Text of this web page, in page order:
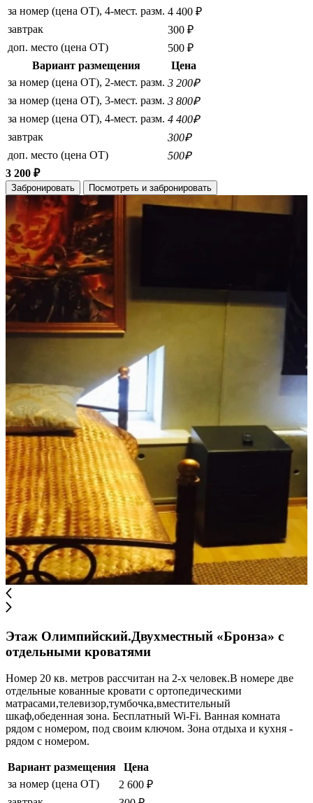
за номер (цена ОТ), 4-мест. разм. 4 400 ₽
завтрак
300 ₽
доп. место (цена ОТ)
500 ₽
Вариант размещения
Цена
за номер (цена ОТ), 2-мест. разм. 3 200₽
за номер (цена ОТ), 3-мест. разм. 3 800₽
за номер (цена ОТ), 4-мест. разм. 4 400₽
завтрак
300₽
доп. место (цена ОТ)
500₽
3 200 ₽
Забронировать Посмотреть и забронировать
Этаж Олимпийский.Двухместный «Бронза» с
отдельными кроватями
Номер 20 кв. метров рассчитан на 2-х человек.В номере две
отдельные кованные кровати с ортопедическими
матрасами,телевизор,тумбочка,вместительный
шкаф,обеденная зона. Бесплатный Wi-Fi. Ванная комната
рядом с номером, под своим ключом. Зона отдыха и кухня -
рядом с номером.
Вариант размещения
Цена
за номер (цена ОТ)
2 600 ₽